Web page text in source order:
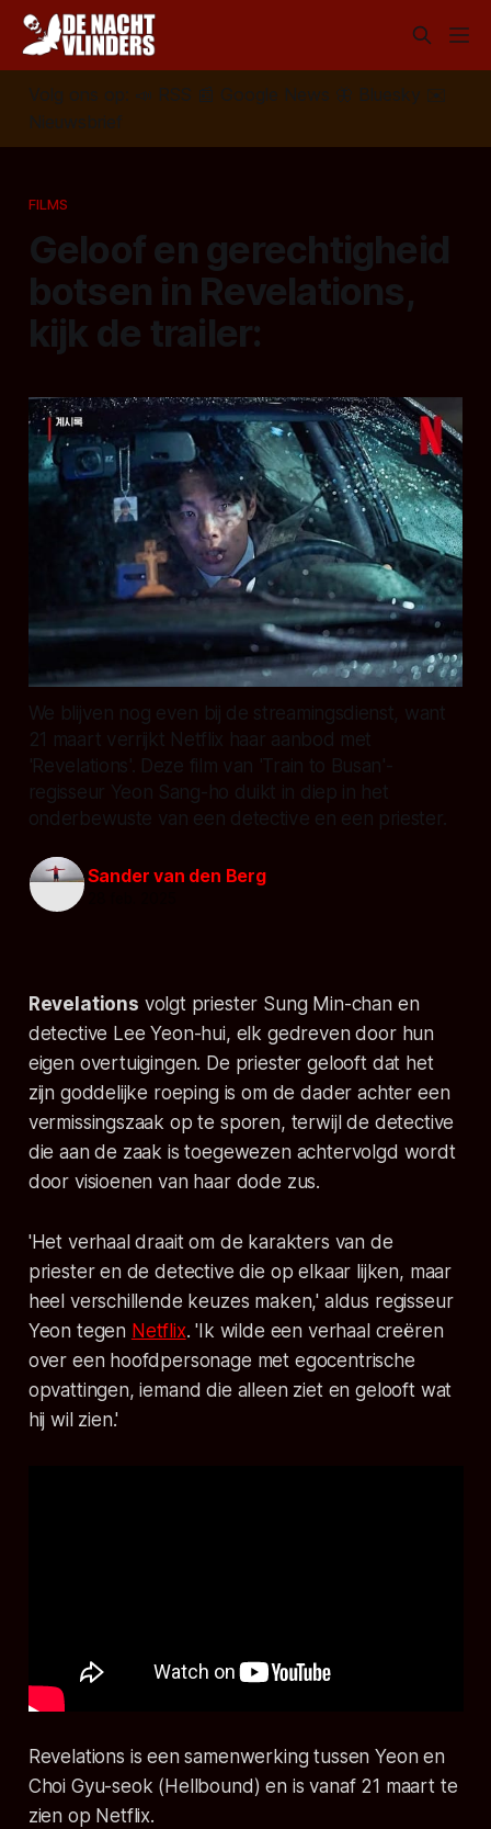
Volg ons op: 📣 RSS 📰 Google News 🦋 Bluesky
✉️
Nieuwsbrief
FILMS
Geloof en gerechtigheid
botsen in Revelations,
kijk de trailer:
We blijven nog even bij de streamingsdienst, want
21 maart verrijkt Netflix haar aanbod met
'Revelations'. Deze film van 'Train to Busan'-
regisseur Yeon Sang-ho duikt in diep in het
onderbewuste van een detective en een priester.
Sander van den Berg
Revelations volgt priester Sung Min-chan en
detective Lee Yeon-hui, elk gedreven door hun
eigen overtuigingen. De priester gelooft dat het
zijn goddelijke roeping is om de dader achter een
vermissingszaak op te sporen, terwijl de detective
die aan de zaak is toegewezen achtervolgd wordt
door visioenen van haar dode zus.
'Het verhaal draait om de karakters van de
priester en de detective die op elkaar lijken, maar
heel verschillende keuzes maken,' aldus regisseur
Yeon tegen Netflix. 'Ik wilde een verhaal creëren
over een hoofdpersonage met egocentrische
opvattingen, iemand die alleen ziet en gelooft wat
hij wil zien.'
Revelations is een samenwerking tussen Yeon en
Choi Gyu-seok (Hellbound) en is vanaf 21 maart te
zien op Netflix.